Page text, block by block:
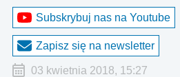
Subskrybuj nas na Youtube
Zapisz się na newsletter
03 kwietnia 2018, 15:27